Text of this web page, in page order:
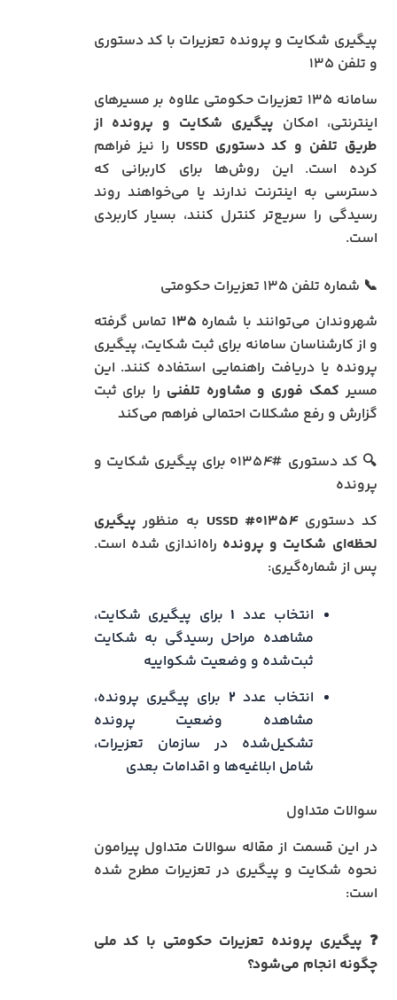
پیگیری شکایت و پرونده تعزیرات با کد دستوری
و تلفن ۱۳۵
سامانه ۱۳۵ تعزیرات حکومتی علاوه بر مسیرهای
اینترنتی، امکان پیگیری شکایت و پرونده از
طریق تلفن و کد دستوری USSD
را نیز فراهم
کرده است. این روش‌ها برای کاربرانی که
دسترسی به اینترنت ندارند یا می‌خواهند روند
رسیدگی را سریع‌تر کنترل کنند، بسیار کاربردی
است.
📞 شماره تلفن ۱۳۵ تعزیرات حکومتی
شهروندان می‌توانند با شماره ۱۳۵ تماس گرفته
و از کارشناسان سامانه برای ثبت شکایت، پیگیری
پرونده یا دریافت راهنمایی استفاده کنند. این
مسیر کمک فوری و مشاوره تلفنی را برای ثبت
گزارش و رفع مشکلات احتمالی فراهم می‌کند
🔍 کد دستوری #۰۱۳۵۴
برای پیگیری شکایت و
پرونده
کد دستوری USSD #۰۱۳۵۴ به منظور پیگیری
لحظه‌ای شکایت و پرونده راه‌اندازی شده است.
پس از شماره‌گیری:
انتخاب عدد ۱ برای پیگیری شکایت،
مشاهده مراحل رسیدگی به شکایت
ثبت‌شده و وضعیت شکواییه
انتخاب عدد۲ برای پیگیری پرونده،
مشاهده وضعیت پرونده
تشکیل‌شده در سازمان تعزیرات،
شامل ابلاغیه‌ها و اقدامات بعدی
سوالات متداول
در این قسمت از مقاله سوالات متداول پیرامون
نحوه شکایت و پیگیری در تعزیرات مطرح شده
است:
❓ پیگیری پرونده تعزیرات حکومتی با کد ملی
چگونه انجام می‌شود؟